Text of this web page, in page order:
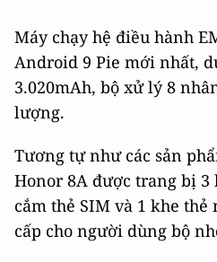
Máy chạy hệ điều hành
Android 9 Pie mới nhất,
3.020mAh, bộ xử lý 8
lượng.
Tương tự như các sản
Honor 8A được trang bị 3
cắm thẻ SIM và 1 khe thẻ
cấp cho người dùng bộ